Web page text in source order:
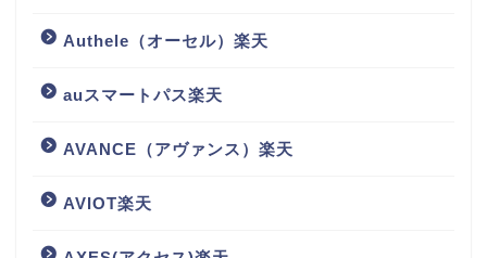
Authele（オーセル）楽天
auスマートパス楽天
AVANCE（アヴァンス）楽天
AVIOT楽天